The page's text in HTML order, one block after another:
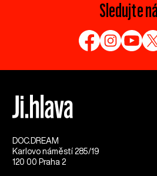
Sledujte
DOC.DREAM​
Karlovo náměstí 285/19
120 00 Praha 2